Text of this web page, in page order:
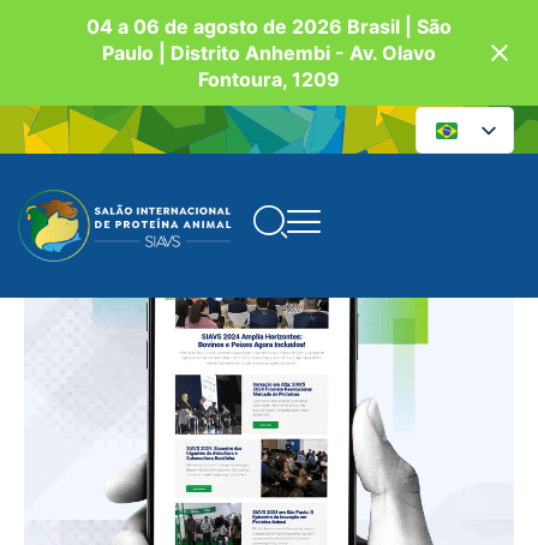
04 a 06 de agosto de 2026 Brasil | São
Paulo | Distrito Anhembi - Av. Olavo
Fontoura, 1209